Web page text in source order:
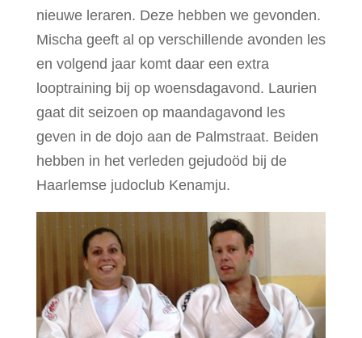
nieuwe leraren. Deze hebben we gevonden.
Mischa geeft al op verschillende avonden les
en volgend jaar komt daar een extra
looptraining bij op woensdagavond. Laurien
gaat dit seizoen op maandagavond les
geven in de dojo aan de Palmstraat. Beiden
hebben in het verleden gejudoöd bij de
Haarlemse judoclub Kenamju.